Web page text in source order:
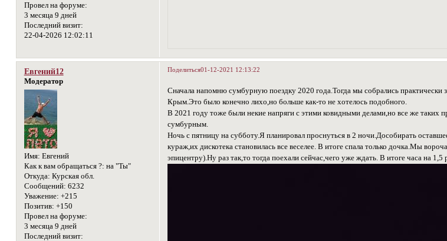
Провел на форуме:
3 месяца 9 дней
Последний визит:
22-04-2026 12:02:11
Поделиться01-12-2021 12:13:22
Евгений12
Модератор
Имя: Евгений
Как к вам обращаться ?: на "Ты"
Откуда: Курская обл.
Сообщений: 6232
Уважение: +215
Позитив: +150
Провел на форуме:
3 месяца 9 дней
Последний визит:
Сначала напомню сумбурную поездку 2020 года.Тогда мы собрались практически
Крым.Это было конечно лихо,но больше как-то не хотелось подобного.
В 2021 году тоже были некие напряги с этими ковидными делами,но все же таких
сумбурным.
Ночь с пятницу на субботу.Я планировал проснуться в 2 ночи.Дособирать
кураж,их дискотека становилась все веселее. В итоге спала только дочка.Мы
эпицентру).Ну раз так,то тогда поехали сейчас,чего уже ждать. В итоге часа на